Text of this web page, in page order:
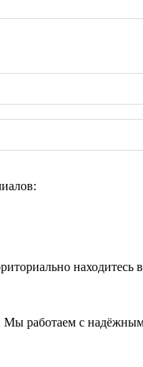
находитесь
Мы работаем с